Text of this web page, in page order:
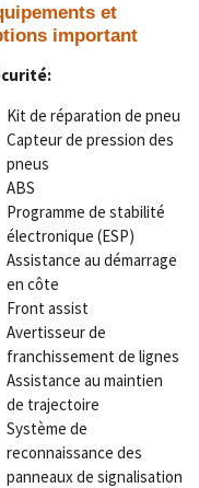
et
important
Kit de réparation de pneu
Capteur de pression des
pneus
ABS
Programme de stabilité
électronique (ESP)
Assistance au démarrage
en côte
Front assist
Avertisseur de
franchissement de lignes
Assistance au maintien
de trajectoire
Système de
reconnaissance des
panneaux de signalisation